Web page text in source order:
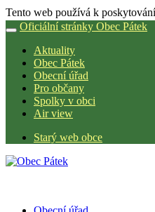
Tento web používá k
Oficiální stránky Obec Pátek
Aktuality
Obec Pátek
Obecní úřad
Pro občany
Spolky v obci
Air view
Starý web obce